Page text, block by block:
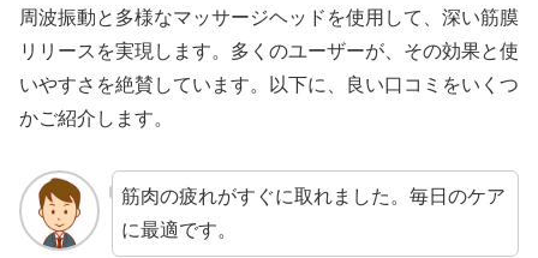
周波振動と多様なマッサージヘッドを使用して、深い筋膜
リリースを実現します。多くのユーザーが、その効果と使
いやすさを絶賛しています。以下に、良い口コミをいくつ
かご紹介します。
筋肉の疲れがすぐに取れました。毎日のケア
に最適です。